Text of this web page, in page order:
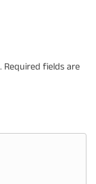
Required fields are